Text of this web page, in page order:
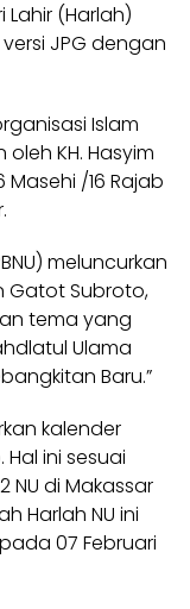
Lahir (Harlah)
JPG dengan
Islam
KH. Hasyim
Masehi /16 Rajab
) meluncurkan
Gatot Subroto,
tema yang
Ulama
Baru.”
kalender
ini sesuai
NU di Makassar
Harlah NU ini
07 Februari